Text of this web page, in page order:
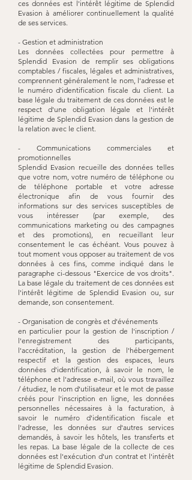
ces données est l'intérêt légitime de Splendid
Evasion à améliorer continuellement la qualité
de ses services.
- Gestion et administration
Les données collectées pour permettre à
Splendid Evasion de remplir ses obligations
comptables / fiscales, légales et administratives,
comprennent généralement le nom, l'adresse et
le numéro d'identification fiscale du client. La
base légale du traitement de ces données est le
respect d'une obligation légale et l'intérêt
légitime de Splendid Evasion dans la gestion de
la relation avec le client.
- Communications commerciales et
promotionnelles
Splendid Evasion recueille des données telles
que votre nom, votre numéro de téléphone ou
de téléphone portable et votre adresse
électronique afin de vous fournir des
informations sur des services susceptibles de
vous intéresser (par exemple, des
communications marketing ou des campagnes
et des promotions), en recueillant leur
consentement le cas échéant. Vous pouvez à
tout moment vous opposer au traitement de vos
données à ces fins, comme indiqué dans le
paragraphe ci-dessous "Exercice de vos droits".
La base légale du traitement de ces données est
l'intérêt légitime de Splendid Evasion ou, sur
demande, son consentement.
- Organisation de congrès et d'événements
en particulier pour la gestion de l'inscription /
l'enregistrement des participants,
l'accréditation, la gestion de l'hébergement
respectif et la gestion des espaces, leurs
données d'identification, à savoir le nom, le
téléphone et l'adresse e-mail, où vous travaillez
/ étudiez, le nom d'utilisateur et le mot de passe
créés pour l'inscription en ligne, les données
personnelles nécessaires à la facturation, à
savoir le numéro d'identification fiscale et
l'adresse, les données sur d'autres services
demandés, à savoir les hôtels, les transferts et
les repas. La base légale de la collecte de ces
données est l'exécution d'un contrat et l'intérêt
légitime de Splendid Evasion.